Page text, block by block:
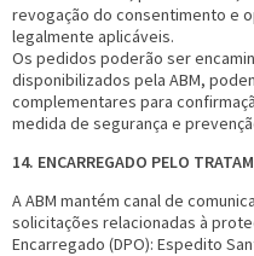
revogação do consentimento e
legalmente aplicáveis.
Os pedidos poderão ser
disponibilizados pela ABM,
complementares para
medida de segurança e
14. ENCARREGADO PELO
A ABM mantém canal de
solicitações relacionadas à
Encarregado (DPO): Espedito